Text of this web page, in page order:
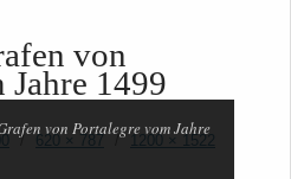
von
Jahre 1499
/ 620 × 787 1200 × 1522
von Portalegre vom Jahre